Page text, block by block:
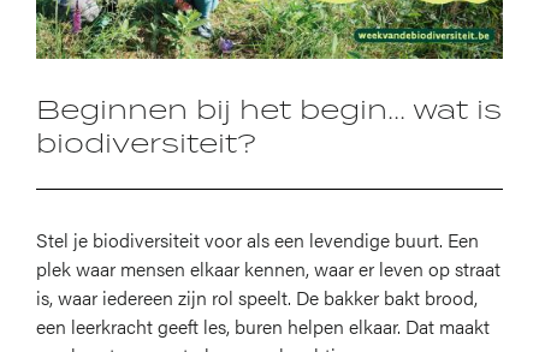
Beginnen bij het begin... wat is
biodiversiteit?
Stel je biodiversiteit voor als een levendige buurt. Een
plek waar mensen elkaar kennen, waar er leven op straat
is, waar iedereen zijn rol speelt. De bakker bakt brood,
een leerkracht geeft les, buren helpen elkaar. Dat maakt